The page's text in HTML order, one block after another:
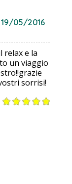
19/05/2016
relax e la
un viaggio
sorrisi!